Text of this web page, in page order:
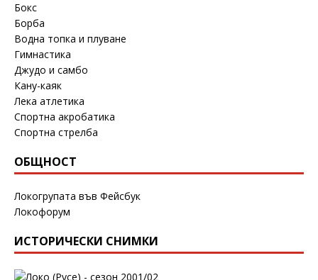
Бокс
Борба
Водна топка и плуване
Гимнастика
Джудо и самбо
Кану-каяк
Лека атлетика
Спортна акробатика
Спортна стрелба
ОБЩНОСТ
Локогрупата във Фейсбук
Локофорум
ИСТОРИЧЕСКИ СНИМКИ